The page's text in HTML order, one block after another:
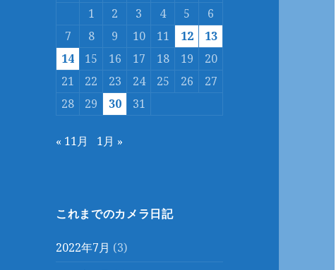
1
2 3 4 5
6
7
8 9 10 11 12
13
14
15 16 17 18 19
20
21
22 23 24 25 26
27
28
29 30 31
« 11月 1月 »
これまでのカメラ日記
2022年7月 (3)